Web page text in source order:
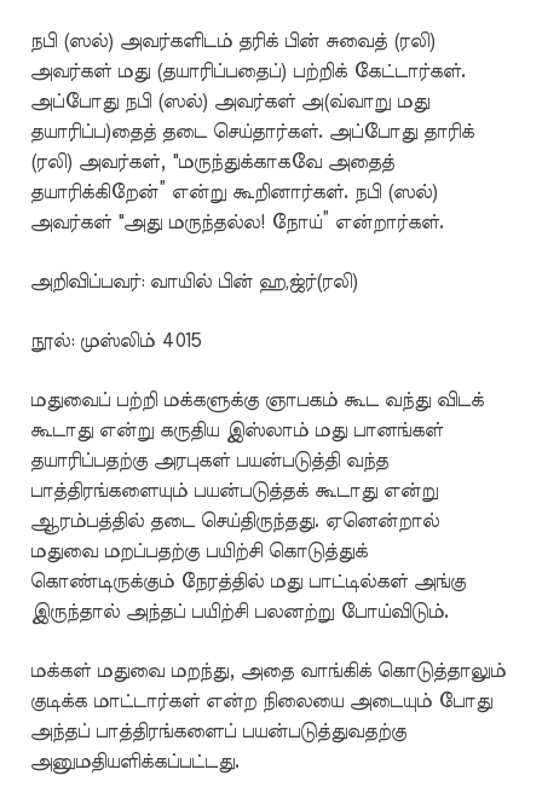
நபி (ஸல்) அவர்களிடம் தரிக் பின் சுவைத் (ரலி)
அவர்கள் மது (தயாரிப்பதைப்) பற்றிக் கேட்டார்கள்.
அப்போது நபி (ஸல்) அவர்கள் அ(வ்வாறு மது
தயாரிப்ப)தைத் தடை செய்தார்கள். அப்போது தாரிக்
(ரலி) அவர்கள், "மருந்துக்காகவே அதைத்
தயாரிக்கிறேன்” என்று கூறினார்கள். நபி (ஸல்)
அவர்கள் "அது மருந்தல்ல! நோய்” என்றார்கள்.
அறிவிப்பவர்: வாயில் பின் ஹ‚ஜ்ர்(ரலி)
நூல்: முஸ்லிம் 4015
மதுவைப் பற்றி மக்களுக்கு ஞாபகம் கூட வந்து விடக்
கூடாது என்று கருதிய இஸ்லாம் மது பானங்கள்
தயாரிப்பதற்கு அரபுகள் பயன்படுத்தி வந்த
பாத்திரங்களையும் பயன்படுத்தக் கூடாது என்று
ஆரம்பத்தில் தடை செய்திருந்தது. ஏனென்றால்
மதுவை மறப்பதற்கு பயிற்சி கொடுத்துக்
கொண்டிருக்கும் நேரத்தில் மது பாட்டில்கள் அங்கு
இருந்தால் அந்தப் பயிற்சி பலனற்று போய்விடும்.
மக்கள் மதுவை மறந்து, அதை வாங்கிக் கொடுத்தாலும்
குடிக்க மாட்டார்கள் என்ற நிலையை அடையும் போது
அந்தப் பாத்திரங்களைப் பயன்படுத்துவதற்கு
அனுமதியளிக்கப்பட்டது.